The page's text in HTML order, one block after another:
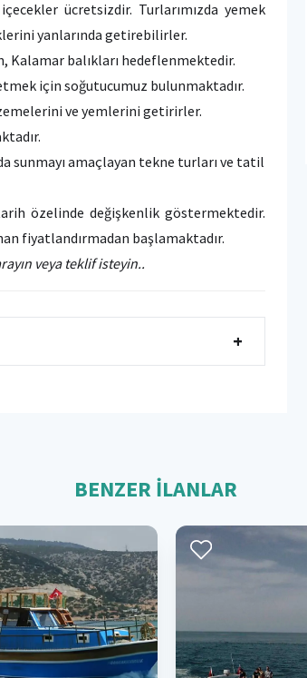
ücretsizdir. Turlarımızda yemek
yanlarında getirebilirler.
Kalamar balıkları hedeflenmektedir.
için soğutucumuz bulunmaktadır.
ve yemlerini getirirler.
sunmayı amaçlayan tekne turları ve tatil
özelinde değişkenlik göstermektedir.
fiyatlandırmadan başlamaktadır.
veya teklif isteyin..
+
BENZER İLANLAR